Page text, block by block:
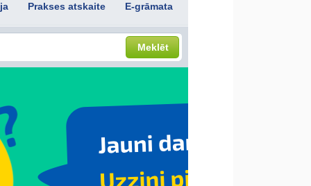
Prakses atskaite E-grāmata
Meklēt